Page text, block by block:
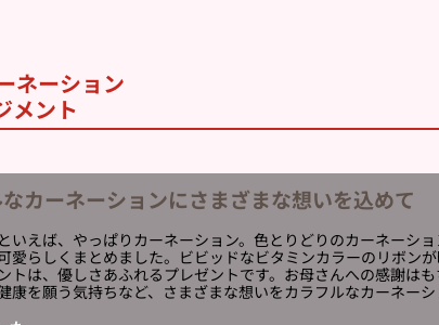
ネーション
メント
カーネーションにさまざまな想いを込めて
いえば、やっぱりカーネーション。色とりどりのカーネーショ
愛らしくまとめました。ビビッドなビタミンカラーのリボン
トは、優しさあふれるプレゼントです。お母さんへの感謝はも
康を願う気持ちなど、さまざまな想いをカラフルなカーネー